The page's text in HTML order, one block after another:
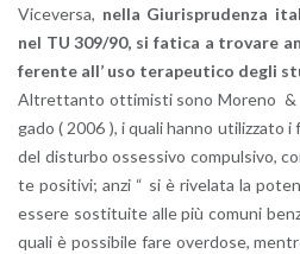
Vi­ce­ver­sa, nella Giu­ri­spru­den­za
nel TU 309/90, si fa­ti­ca a tro­va­re
fe­ren­te all’ uso te­ra­peu­ti­co degli
Al­tret­tan­to ot­ti­mi­sti sono Mo­re­no
ga­do ( 2006 ), i quali hanno uti­liz­za­to
del di­stur­bo os­ses­si­vo com­pul­si­vo,
te po­si­ti­vi; anzi “ si è ri­ve­la­ta la
es­se­re so­sti­tui­te alle più co­mu­ni
quali è pos­si­bi­le fare over­do­se,